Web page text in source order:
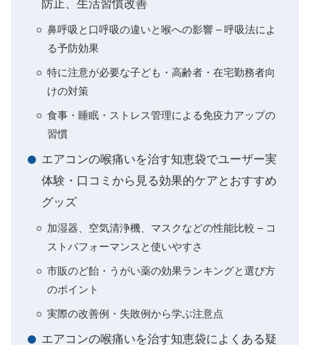
防止、生活習慣改善
鼻呼吸と口呼吸の違いと喉への影響 – 呼吸法によ
る予防効果
特に注意が必要な子ども・高齢者・在宅勤務者向
けの対策
食事・睡眠・ストレス管理による免疫力アップの
習慣
エアコンの喉痛いを治す知恵袋でユーザー実
体験・口コミから見る効果的ケアとおすすめ
グッズ
加湿器、空気清浄機、マスクなどの性能比較 – コ
ストパフォーマンスと使いやすさ
市販のど飴・うがい薬の効果ランキングと選び方
のポイント
実際の改善例・失敗例から学ぶ注意点
エアコンの喉痛いを治す知恵袋によくある疑